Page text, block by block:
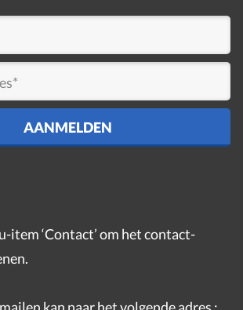
item ‘Contact’ om het contact-